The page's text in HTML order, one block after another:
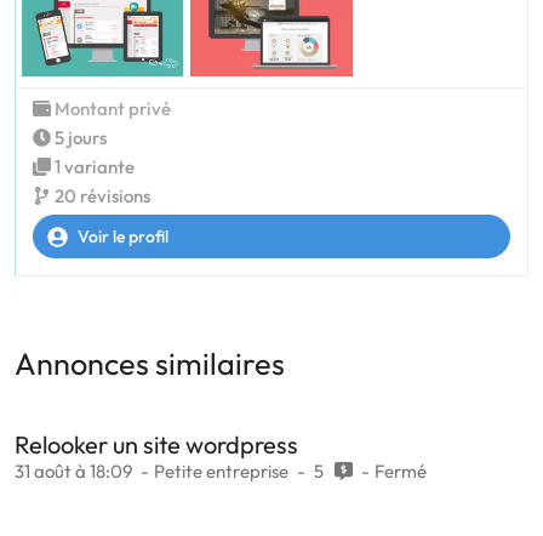
Montant privé
5 jours
1 variante
20 révisions
Voir le profil
Annonces similaires
Relooker un site wordpress
31 août à 18:09 Petite entreprise 5 Fermé